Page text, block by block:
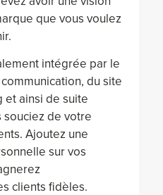
que vous voulez
intégrée par le
du site
et ainsi de suite
souciez de votre
Ajoutez une
sur vos
clients fidèles.